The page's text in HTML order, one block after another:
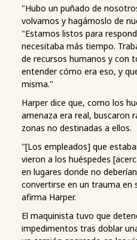
"Hubo un puñado de
volvamos y hagámoslo de
"Estamos listos para
necesitaba más tiempo.
de recursos humanos y con
entender cómo era eso, y
misma."
Harper dice que, como los
amenaza era real, buscaron
zonas no destinadas a ellos.
"[Los empleados] que
vieron a los huéspedes
en lugares donde no
convertirse en un trauma en
afirma Harper.
El maquinista tuvo que
impedimentos tras doblar